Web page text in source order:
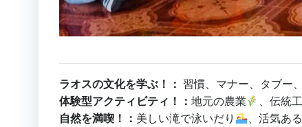
ラオスの文化を学ぶ！： 習慣、マナー、タブー
体験型アクティビティ！： 地元の農業 、伝統
自然を満喫！： 美しい滝で泳いだり 、活気あ